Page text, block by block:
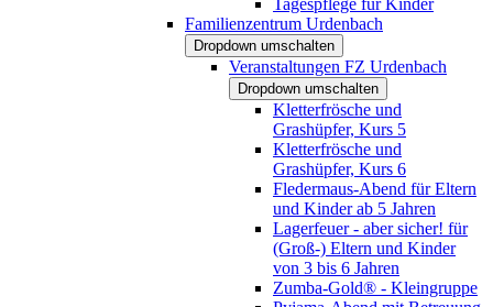
Familienzentrum Urdenbach
Dropdown umschalten
Veranstaltungen FZ Urdenbach
Dropdown umschalten
Kletterfrösche und
Grashüpfer, Kurs 5
Kletterfrösche und
Grashüpfer, Kurs 6
Fledermaus-Abend für Eltern
und Kinder ab 5 Jahren
Lagerfeuer - aber sicher! für
(Groß-) Eltern und Kinder
von 3 bis 6 Jahren
Zumba-Gold® - Kleingruppe